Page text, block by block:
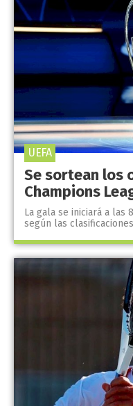
Se sortean los
Champions
La gala se iniciará a las
según las
UEFA